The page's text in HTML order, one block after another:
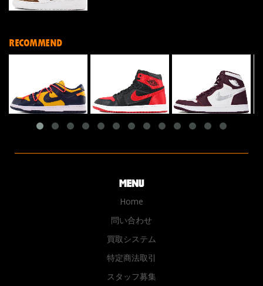
RECOMMEND
Home
問い合わせ
買取システム
特定商法取引
スタッフ募集